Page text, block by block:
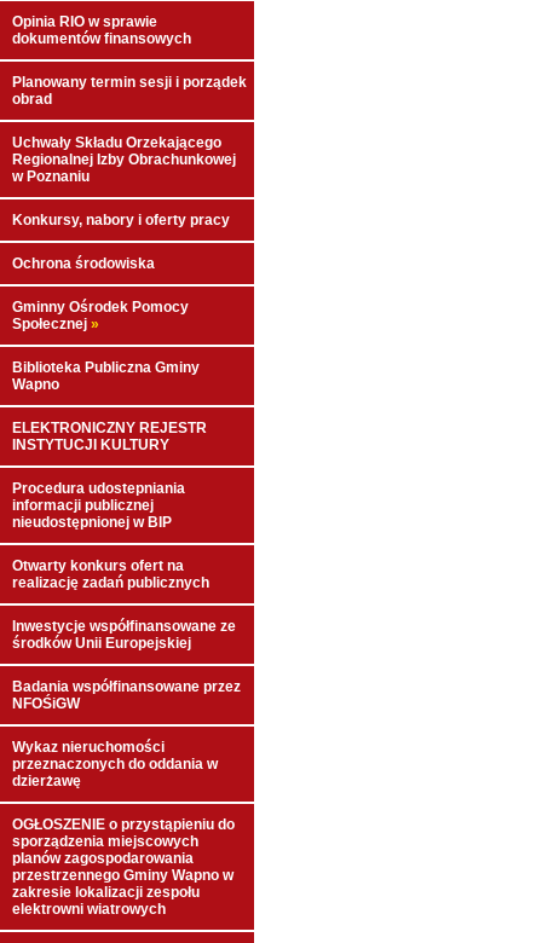
Opinia RIO w sprawie
dokumentów finansowych
Planowany termin sesji i porządek
obrad
Uchwały Składu Orzekającego
Regionalnej Izby Obrachunkowej
w Poznaniu
Konkursy, nabory i oferty pracy
Ochrona środowiska
Gminny Ośrodek Pomocy
Społecznej »
Biblioteka Publiczna Gminy
Wapno
ELEKTRONICZNY REJESTR
INSTYTUCJI KULTURY
Procedura udostepniania
informacji publicznej
nieudostępnionej w BIP
Otwarty konkurs ofert na
realizację zadań publicznych
Inwestycje współfinansowane ze
środków Unii Europejskiej
Badania współfinansowane przez
NFOŚiGW
Wykaz nieruchomości
przeznaczonych do oddania w
dzierżawę
OGŁOSZENIE o przystąpieniu do
sporządzenia miejscowych
planów zagospodarowania
przestrzennego Gminy Wapno w
zakresie lokalizacji zespołu
elektrowni wiatrowych